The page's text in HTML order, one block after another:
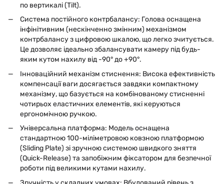
по вертикалі (Tilt).
Система постійного контрбалансу: Голова оснащена
інфінітивним (нескінченно змінним) механізмом
контрбалансу з цифровою шкалою, що легко зчитується.
Це дозволяє ідеально збалансувати камеру під будь-
яким кутом нахилу від -90° до +90°.
Інноваційний механізм стиснення: Висока ефективність
компенсації ваги досягається завдяки компактному
механізму, що базується на комбінованому стисненні
чотирьох еластичних елементів, які керуються
ергономічною ручкою.
Універсальна платформа: Модель оснащена
стандартною 100-міліметровою ковзною платформою
(Sliding Plate) зі зручною системою швидкого зняття
(Quick-Release) та запобіжним фіксатором для безпечної
роботи під великими кутами нахилу.